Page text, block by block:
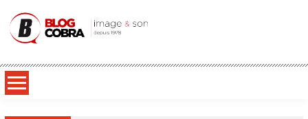
Blog Cobra